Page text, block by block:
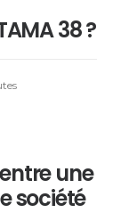
38 ?
une
société